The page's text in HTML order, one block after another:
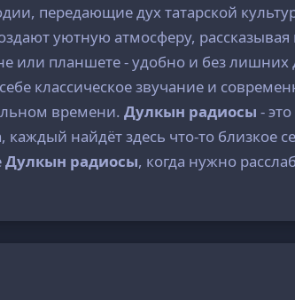
передающие дух татарской
уютную атмосферу,
или планшете - удобно и без лишних
классическое звучание и
времени.Дулкын радиосы -
найдёт здесь что-то близкое
Дулкын радиосы, когда нужно